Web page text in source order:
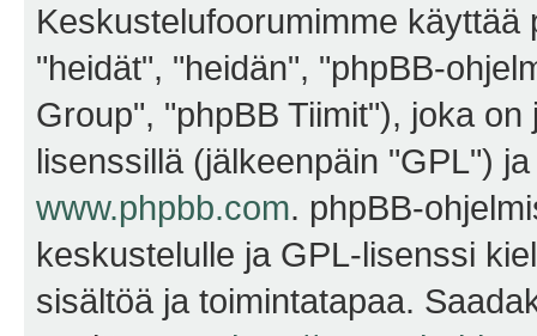
Keskustelufoorumimme
"heidät", "heidän", "phpBB-
Group", "phpBB Tiimit"), joka on
lisenssillä (jälkeenpäin "GPL")
www.phpbb.com. phpBB-
keskustelulle ja GPL-lisenssi
sisältöä ja toimintatapaa.